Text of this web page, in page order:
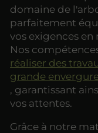
domaine de
parfaitement
vos exigences
Nos
réaliser des
grande
, garantissant
vos attentes.
Grâce à notre